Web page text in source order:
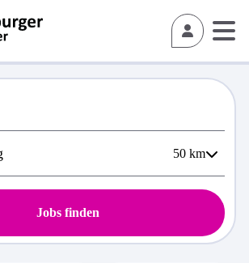
50 km
Jobs finden